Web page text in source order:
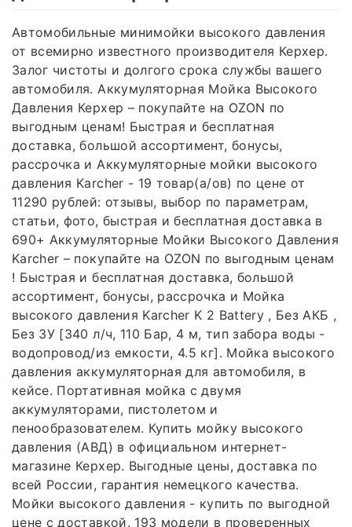
Автомобильные минимойки высокого давления
от всемирно известного производителя Керхер.
Залог чистоты и долгого срока службы вашего
автомобиля. Аккумуляторная Мойка Высокого
Давления Керхер – покупайте на OZON по
выгодным ценам! Быстрая и бесплатная
доставка, большой ассортимент, бонусы,
рассрочка и Аккумуляторные мойки высокого
давления Karcher - 19 товар(а/ов) по цене от
11290 рублей: отзывы, выбор по параметрам,
статьи, фото, быстрая и бесплатная доставка в
690+ Аккумуляторные Мойки Высокого Давления
Karcher – покупайте на OZON по выгодным ценам
! Быстрая и бесплатная доставка, большой
ассортимент, бонусы, рассрочка и Мойка
высокого давления Karcher K 2 Battery , Без АКБ ,
Без ЗУ [340 л/ч, 110 Бар, 4 м, тип забора воды -
водопровод/из емкости, 4.5 кг]. Мойка высокого
давления аккумуляторная для автомобиля, в
кейсе. Портативная мойка с двумя
аккумуляторами, пистолетом и
пенообразователем. Купить мойку высокого
давления (АВД) в официальном интернет-
магазине Керхер. Выгодные цены, доставка по
всей России, гарантия немецкого качества.
Мойки высокого давления - купить по выгодной
цене с доставкой. 193 модели в проверенных